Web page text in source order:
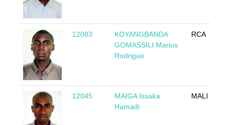
12083
KOYANGBANDA
GOMASSILI Marius
Rodrigue
RCA
12045
MAIGA Issaka
Hamadi
MALI